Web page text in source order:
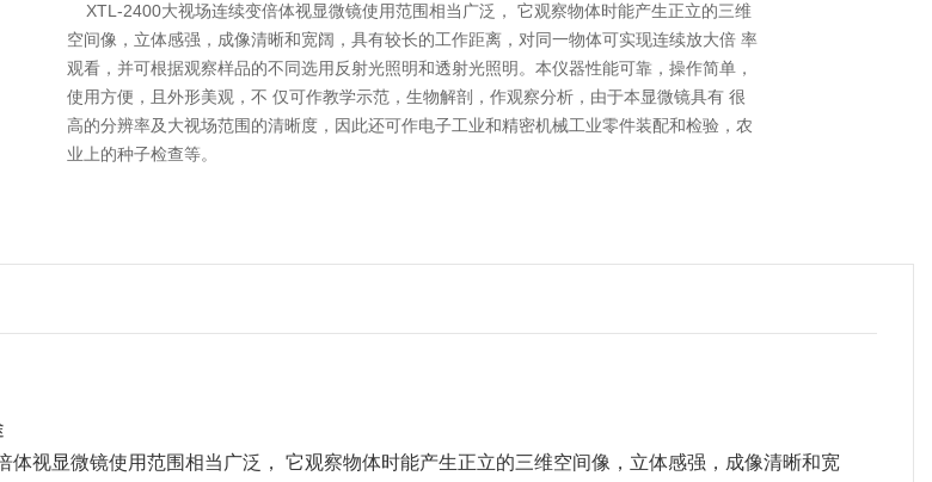
XTL-2400大视场连续变倍体视显微镜使用范围相当广泛， 它观察物体时能产生正立的三维
空间像，立体感强，成像清晰和宽阔，具有较长的工作距离，对同一物体可实现连续放大倍 率
观看，并可根据观察样品的不同选用反射光照明和透射光照明。本仪器性能可靠，操作简单，
使用方便，且外形美观，不 仅可作教学示范，生物解剖，作观察分析，由于本显微镜具有 很
高的分辨率及大视场范围的清晰度，因此还可作电子工业和精密机械工业零件装配和检验，农
业上的种子检查等。
视显微镜使用范围相当广泛， 它观察物体时能产生正立的三维空间像，立体感强，成像清晰和宽